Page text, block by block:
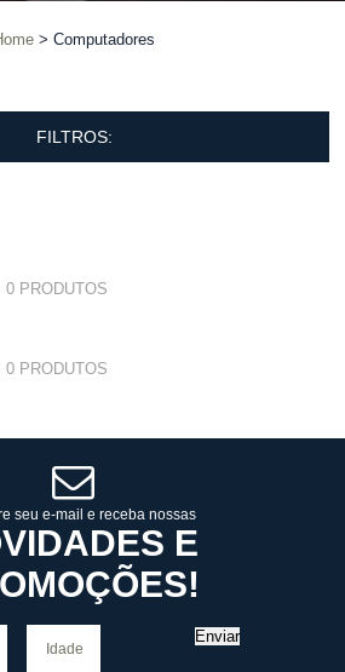
Computadores
FILTROS:
0 PRODUTOS
0 PRODUTOS
seu e-mail e receba nossas
E
Enviar